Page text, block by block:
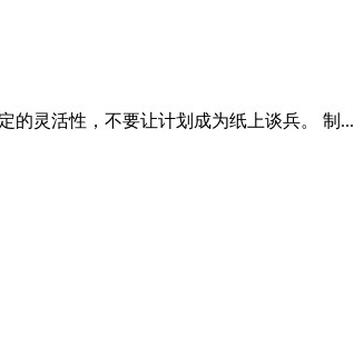
的灵活性，不要让计划成为纸上谈兵。 制...